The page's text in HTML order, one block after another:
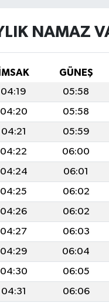
NAMAZ
İMSAK GÜNEŞ
04:19 05:58
04:20 05:58
04:21 05:59
04:22 06:00
04:24 06:01
04:25 06:02
04:26 06:02
04:27 06:03
04:29 06:04
04:30 06:05
04:31 06:06